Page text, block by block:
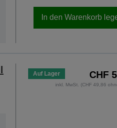
In den Warenkorb
Auf Lager CHF
inkl. MwSt. (CHF 49,86